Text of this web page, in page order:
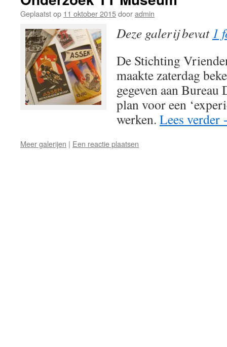
Geplaatst op 11 oktober 2015dooradmin
Deze galerij bevat1
De Stichting
maakte zaterdag
gegeven aan
plan voor een
werken. Lees verder
Meer galerijen | Een reactie plaatsen